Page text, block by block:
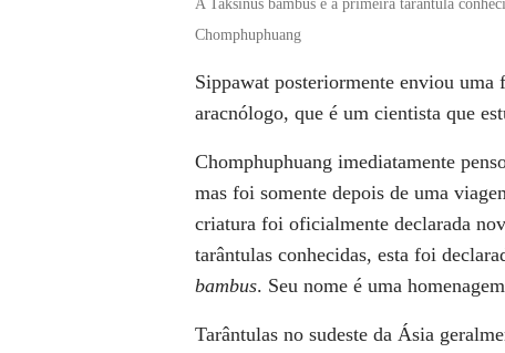
A Taksinus bambus é a primeira tarântula
Chomphuphuang
Sippawat posteriormente enviou
aracnólogo, que é um cientista que
Chomphuphuang imediatamente
mas foi somente depois de uma
criatura foi oficialmente declarada
tarântulas conhecidas, esta foi
bambus. Seu nome é uma
Tarântulas no sudeste da Ásia